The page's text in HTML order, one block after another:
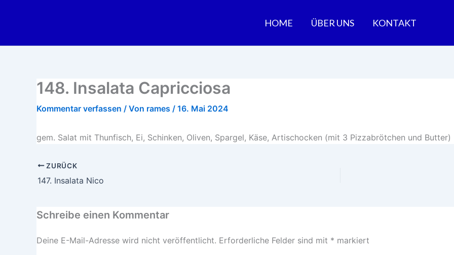
HOME ÜBER UNS KONTAKT
148. Insalata Capricciosa
Kommentar verfassen / Von rames / 16. Mai 2024
gem. Salat mit Thunfisch, Ei, Schinken, Oliven, Spargel, Käse, Artischocken (mit 3 Pizzabrötchen und Butter)
ZURÜCK
147. Insalata Nico
Schreibe einen Kommentar
Deine E-Mail-Adresse wird nicht veröffentlicht. Erforderliche Felder sind mit * markiert